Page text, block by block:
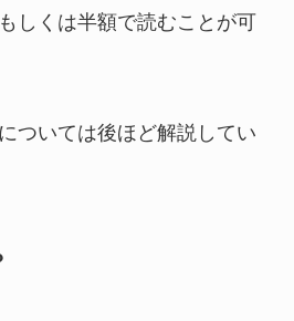
しくは半額で読むことが可
ついては後ほど解説してい